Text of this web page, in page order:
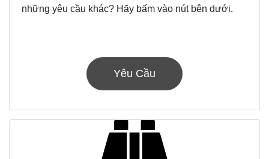
những yêu cầu khác? Hãy bấm vào nút bên dưới.
Yêu Cầu